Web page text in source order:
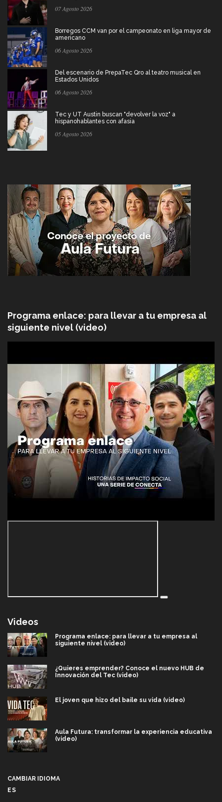
07 Agosto 2026
Borregos CCM van por el campeonato en liga mayor de
americano
06 Agosto 2026
Del escenario de PrepaTec Qro al teatro musical en
Estados Unidos
06 Agosto 2026
Tec y UT Austin buscan "devolver la voz" a
hispanohablantes con afasia
05 Agosto 2026
Programa enlace: para llevar a tu empresa al
siguiente nivel (video)
Videos
Programa enlace: para llevar a tu empresa al
siguiente nivel (video)
¿Quieres emprender? Conoce el nuevo HUB de
Innovación del Tec (video)
El joven que hizo del baile su vida (video)
Aula Futura: transformar la experiencia educativa
(video)
CAMBIAR IDIOMA
ES